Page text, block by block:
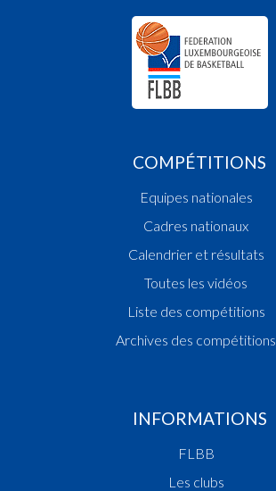
COMPÉTITIONS
Equipes nationales
Cadres nationaux
Calendrier et résultats
Toutes les vidéos
Liste des compétitions
Archives des compétitions
INFORMATIONS
FLBB
Les clubs